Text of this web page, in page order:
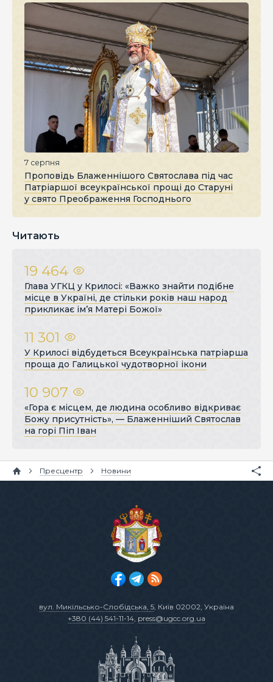
7 серпня
Проповідь Блаженнішого Святослава під час
Патріаршої всеукраїнської прощі до Старуні
у свято Преображення Господнього
Читають
19 464
Глава УГКЦ у Крилосі: «Важко знайти подібне
місце в Україні, де стільки років наш народ
прикликає ім’я Матері Божої»
11 301
У Крилосі відбудеться Всеукраїнська патріарша
проща до Галицької чудотворної ікони
10 907
«Гора є місцем, де людина особливо відкриває
Божу присутність», — Блаженніший Святослав
на горі Піп Іван
Пресцентр Новини
вул. Микільсько-Слобідська, 5, Київ 02002, Україна
+380 (44) 541-11-14, press@ugcc.org.ua